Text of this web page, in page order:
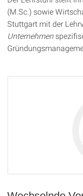
(M.Sc.) sowie
Stuttgart mit der
Unternehmen